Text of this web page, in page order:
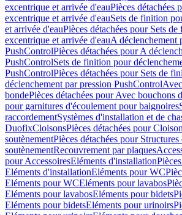
excentrique et arrivée d'eauPièces détachées
excentrique et arrivée d'eauSets de finition
et arrivée d'eauPièces détachées pour Sets
excentrique et arrivée d'eauA déclenchement
PushControlPièces détachées pour A
PushControlSets de finition pour
PushControlPièces détachées pour Sets de
déclenchement par pression PushControl
bondePièces détachées pour Avec bouchons
pour garnitures d'écoulement pour baignoires
raccordementSystèmes d'installation et de
DuofixCloisonsPièces détachées pour
soutènementPièces détachées pour Structures
soutènementRecouvrement par plaques
pour AccessoiresEléments d'installation
Eléments d'installationEléments pour WC
Eléments pour WCEléments pour lavabos
Eléments pour lavabosEléments pour bidets
Eléments pour bidetsEléments pour urinoirs